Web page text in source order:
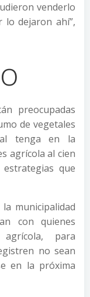
venderlo
dejaron ahí”,
preocupadas
de vegetales
tenga en la
agrícola al cien
que
municipalidad
con quienes
para
no sean
en la próxima